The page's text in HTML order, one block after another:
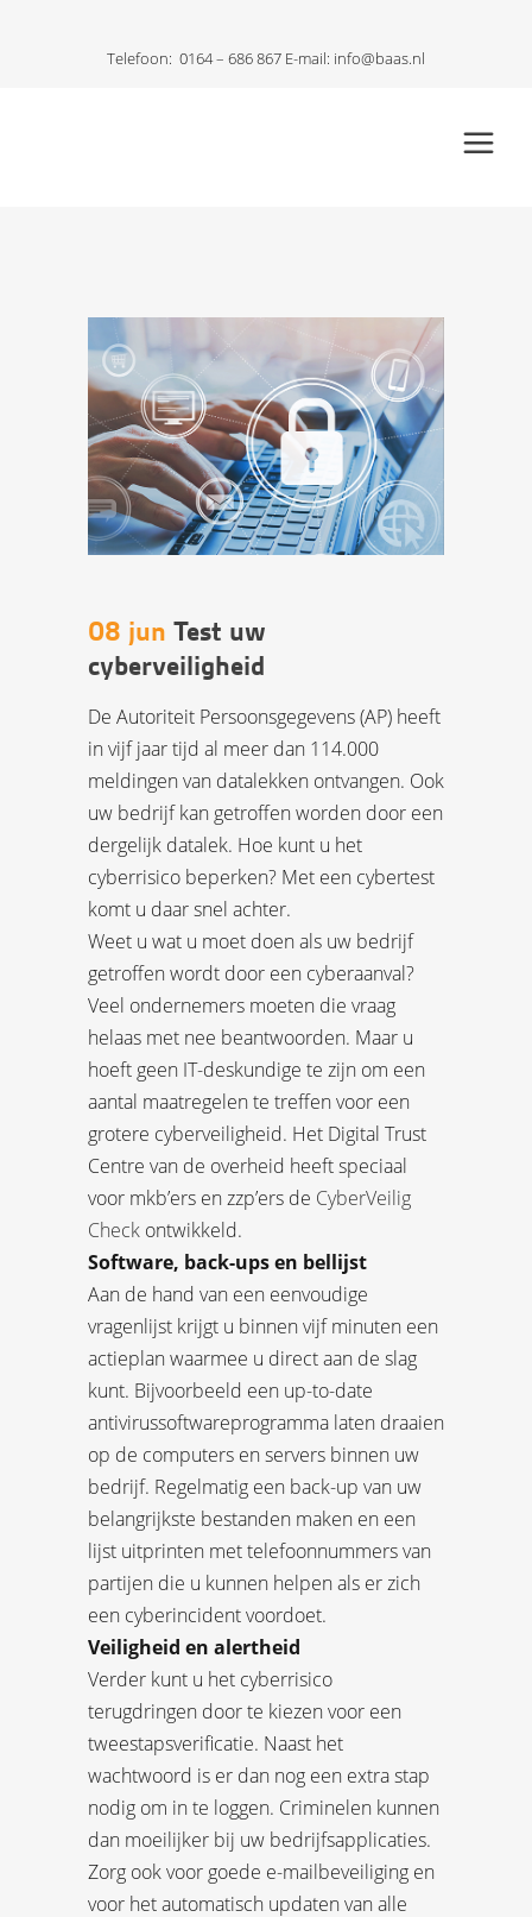
Telefoon: 0164 – 686 867 E-mail: info@baas.nl
08 jun Test uw
cyberveiligheid
De Autoriteit Persoonsgegevens (AP) heeft
in vijf jaar tijd al meer dan 114.000
meldingen van datalekken ontvangen. Ook
uw bedrijf kan getroffen worden door een
dergelijk datalek. Hoe kunt u het
cyberrisico beperken? Met een cybertest
komt u daar snel achter.
Weet u wat u moet doen als uw bedrijf
getroffen wordt door een cyberaanval?
Veel ondernemers moeten die vraag
helaas met nee beantwoorden. Maar u
hoeft geen IT-deskundige te zijn om een
aantal maatregelen te treffen voor een
grotere cyberveiligheid. Het Digital Trust
Centre van de overheid heeft speciaal
voor mkb’ers en zzp’ers de CyberVeilig
Check ontwikkeld.
Software, back-ups en bellijst
Aan de hand van een eenvoudige
vragenlijst krijgt u binnen vijf minuten een
actieplan waarmee u direct aan de slag
kunt. Bijvoorbeeld een up-to-date
antivirussoftwareprogramma laten draaien
op de computers en servers binnen uw
bedrijf. Regelmatig een back-up van uw
belangrijkste bestanden maken en een
lijst uitprinten met telefoonnummers van
partijen die u kunnen helpen als er zich
een cyberincident voordoet.
Veiligheid en alertheid
Verder kunt u het cyberrisico
terugdringen door te kiezen voor een
tweestapsverificatie. Naast het
wachtwoord is er dan nog een extra stap
nodig om in te loggen. Criminelen kunnen
dan moeilijker bij uw bedrijfsapplicaties.
Zorg ook voor goede e-mailbeveiliging en
voor het automatisch updaten van alle